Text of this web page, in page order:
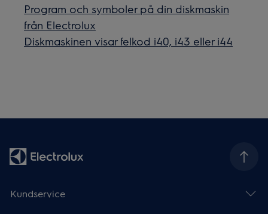
Program och symboler på din diskmaskin
från Electrolux
Diskmaskinen visar felkod i40, i43 eller i44
Kundservice